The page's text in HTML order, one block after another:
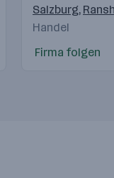
Salzburg,
Handel
Firma folgen